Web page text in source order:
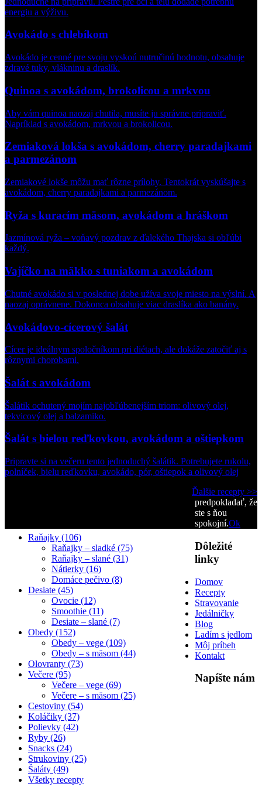
energiu a výživu.
Avokádo s chlebíkom
Avokádo je cenné pre svoju vyskoú nutručinú hodnotu, obsahuje
zdravé tuky, vlákninu a draslík.
Quinoa s avokádom, brokolicou a mrkvou
Aby vám quinoa naozaj chutila, musíte ju správne pripraviť.
Napríklad s avokádom, mrkvou a brokolicou.
Zemiaková lokša s avokádom, cherry paradajkami
a parmezánom
Zemiakové lokše môžu mať rôzne prílohy. Tentokrát vyskúšajte s
avokádom, cherry paradajkami a parmezánom.
Ryža s kuracím mäsom, avokádom a hráškom
Jazmínová ryža – voňavý pozdrav z ďalekého Thajska si obľúbi
každý.
Vajíčko na mäkko s tuniakom a avokádom
Chutné avokádo si v poslednej dobe užíva svoje miesto na výslní. A
naozaj oprávnene. Dokonca obsahuje viac draslíka ako banány.
Avokádovo-cícerový šalát
Cícer je ideálnym spoločníkom pri diétach, ale dokáže zatočiť aj s
rôznymi chorobami.
Šalát s avokádom
Šalátik ochutený mojím najobľúbenejším triom: olivový olej,
tekvicový olej a balzamiko.
Šalát s bielou reďkovkou, avokádom a oštiepkom
Pripravte si na večeru tento jednoduchý šalátik. Potrebujete rukolu,
polníček, bielu reďkovku, avokádo, pór, oštiepok a olivový olej
Ďalšie recepty >>
Raňajky (106)
Raňajky – sladké (75)
Raňajky – slané (31)
Nátierky (16)
Domáce pečivo (8)
Desiate (45)
Ovocie (12)
Smoothie (11)
Desiate – slané (7)
Obedy (152)
Obedy – vege (109)
Obedy – s mäsom (44)
Olovranty (73)
Večere (95)
Večere – vege (69)
Večere – s mäsom (25)
Cestoviny (54)
Koláčiky (37)
Polievky (42)
Ryby (26)
Snacks (24)
Strukoviny (25)
Šaláty (49)
Všetky recepty
predpokladať, že
ste s ňou
spokojní.Ok
Dôležité
linky
Domov
Recepty
Stravovanie
Jedálničky
Blog
Ladím s jedlom
Môj príbeh
Kontakt
Napíšte nám